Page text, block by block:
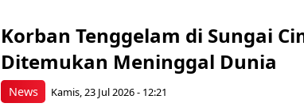
News
Korban Tenggelam di Sungai
Ditemukan Meninggal Dunia
Kamis, 23 Jul 2026 - 12:21